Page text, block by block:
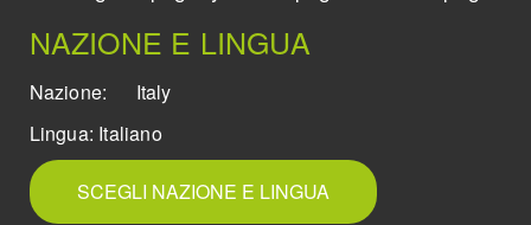
NAZIONE E LINGUA
Nazione:
Italy
Lingua: Italiano
SCEGLI NAZIONE E LINGUA